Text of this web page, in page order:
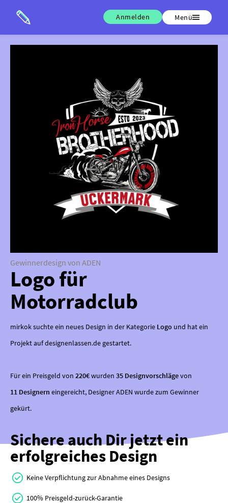
Anmelden Menü
Gewinnerdesign von ADEN
Logo für
Motorradclub
mirkok suchte ein neues Design in der Kategorie Logo und hat ein
Projekt auf designenlassen.de gestartet.
Für ein Preisgeld von 220€wurden 35 Designvorschlägevon
11 Designern eingereicht, Designer ADEN wurde zum Gewinner
gekürt.
Sichere auch Dir jetzt ein
erfolgreiches Design
Keine Verpflichtung zur Abnahme eines Designs
100% Preisgeld-zurück-Garantie